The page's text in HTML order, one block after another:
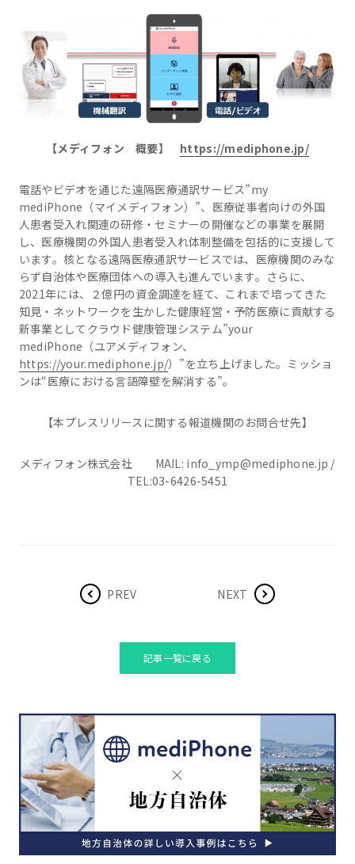
【メディフォン 概要】 https://mediphone.jp/
電話やビデオを通じた遠隔医療通訳サービス”my
mediPhone（マイメディフォン）”、医療従事者向けの外国
人患者受入れ関連の研修・セミナーの開催などの事業を展開
し、医療機関の外国人患者受入れ体制整備を包括的に支援して
います。核となる遠隔医療通訳サービスでは、医療機関のみな
らず自治体や医療団体への導入も進んでいます。さらに、
2021年には、２億円の資金調達を経て、これまで培ってきた
知見・ネットワークを生かした健康経営・予防医療に貢献する
新事業としてクラウド健康管理システム”your
mediPhone（ユアメディフォン、
https://your.mediphone.jp/）”を立ち上げました。ミッショ
ンは“医療における言語障壁を解消する”。
【本プレスリリースに関する報道機関のお問合せ先】
メディフォン株式会社 MAIL: info_ymp@mediphone.jp /
TEL:03-6426-5451
PREV NEXT
記事一覧に戻る